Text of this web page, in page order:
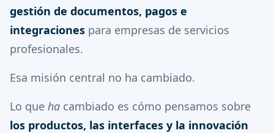
gestión de documentos, pagos e
integraciones para empresas de servicios
profesionales.
Esa misión central no ha cambiado.
Lo que ha cambiado es cómo pensamos sobre
los productos, las interfaces y la innovación